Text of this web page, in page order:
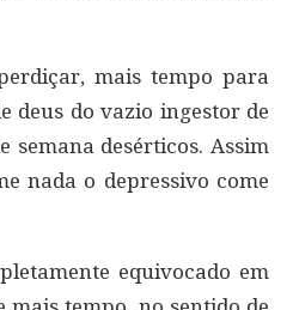
mais tempo para
deus do vazio ingestor de
semana desérticos. Assim
nada o depressivo come
equivocado em